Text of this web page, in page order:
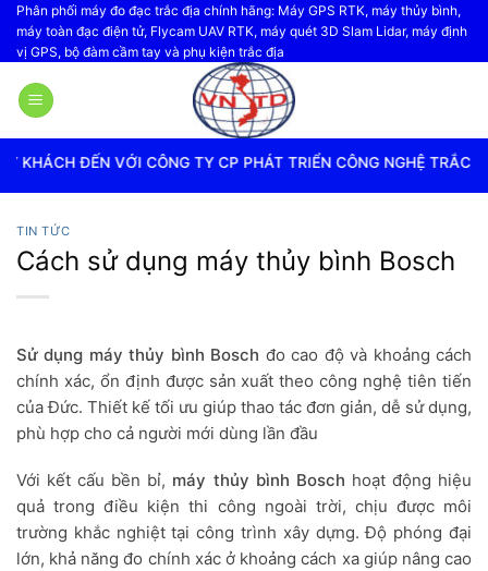
Bỏ
qua
nội
dung
Phân phối máy đo đạc trắc địa chính hãng: Máy GPS RTK, máy thủy bình,
máy toàn đạc điện tử, Flycam UAV RTK, máy quét 3D Slam Lidar, máy định
vị GPS, bộ đàm cầm tay và phụ kiện trắc địa
CÔNG TY CP PHÁT TRIỂN CÔNG NGHỆ TRẮC ĐỊA VIỆT NAM
TIN TỨC
Cách sử dụng máy thủy bình Bosch
Sử dụng máy thủy bình Bosch đo cao độ và khoảng cách
chính xác, ổn định được sản xuất theo công nghệ tiên tiến
của Đức. Thiết kế tối ưu giúp thao tác đơn giản, dễ sử dụng,
phù hợp cho cả người mới dùng lần đầu
Với kết cấu bền bỉ, máy thủy bình Bosch hoạt động hiệu
quả trong điều kiện thi công ngoài trời, chịu được môi
trường khắc nghiệt tại công trình xây dựng. Độ phóng đại
lớn, khả năng đo chính xác ở khoảng cách xa giúp nâng cao